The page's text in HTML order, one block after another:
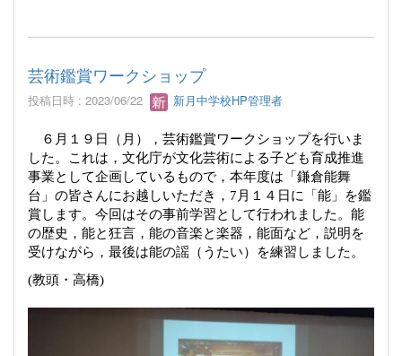
芸術鑑賞ワークショップ
投稿日時 : 2023/06/22 新月中学校HP管理者
６月１９日（月），芸術鑑賞ワークショップを行いま
した。これは，文化庁が文化芸術による子ども育成推進
事業として企画しているもので，本年度は「鎌倉能舞
台」の皆さんにお越しいただき， 7 月１４日に「能」を鑑
賞します。今回はその事前学習として行われました。能
の歴史，能と狂言，能の音楽と楽器，能面など，説明を
受けながら，最後は能の謡（うたい）を練習しました。
(教頭・高橋)